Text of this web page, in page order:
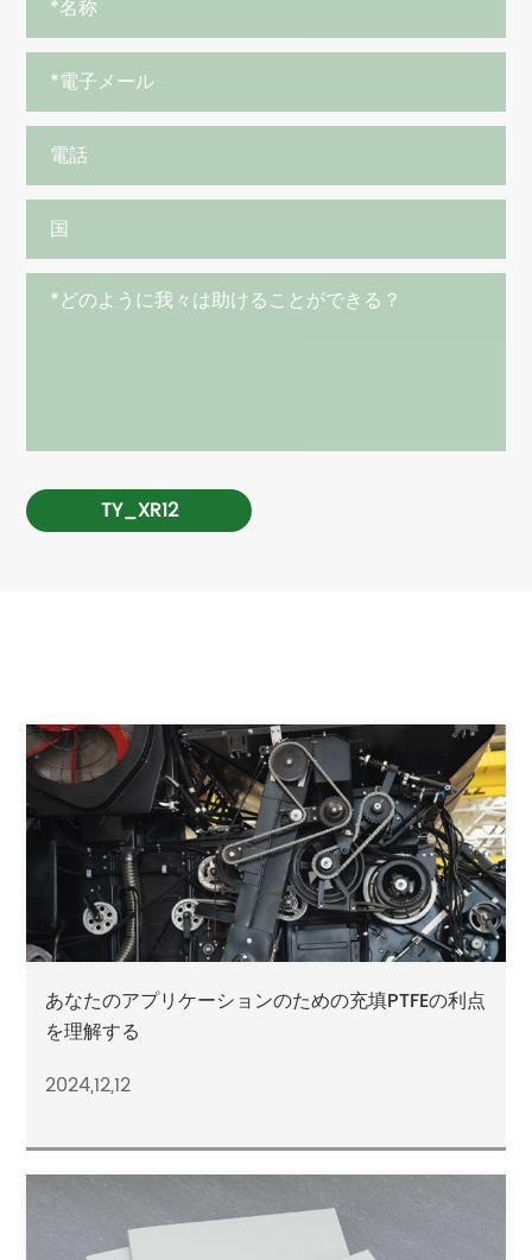
TY_XR12
あなたのアプリケーションのための充填PTFEの利点
を理解する
2024,12,12